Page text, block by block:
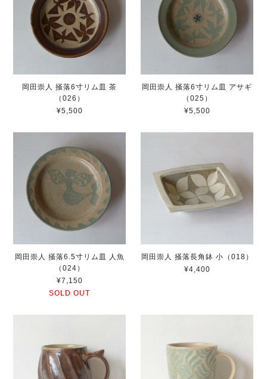
岡田崇人 掻落6寸リム皿 茶
（026）
¥5,500
岡田崇人 掻落6寸リム皿 アサギ
（025）
¥5,500
岡田崇人 掻落6.5寸リム皿 人魚
（024）
¥7,150
SOLD OUT
岡田崇人 掻落長角鉢 小（018）
¥4,400